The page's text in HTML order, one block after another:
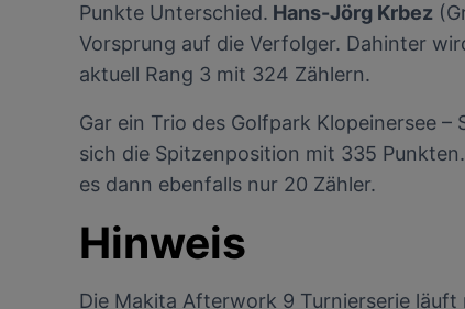
Punkte Unterschied. Hans-Jörg Krbez
Vorsprung auf die Verfolger. Dahinter
aktuell Rang 3 mit 324 Zählern.
Gar ein Trio des Golfpark Klopeinersee
sich die Spitzenposition mit 335
es dann ebenfalls nur 20 Zähler.
Hinweis
Die Makita Afterwork 9 Turnierserie